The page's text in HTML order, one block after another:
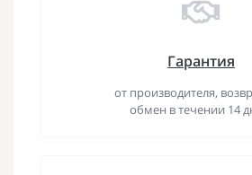
Гарантия
от производителя,
обмен в течении 14